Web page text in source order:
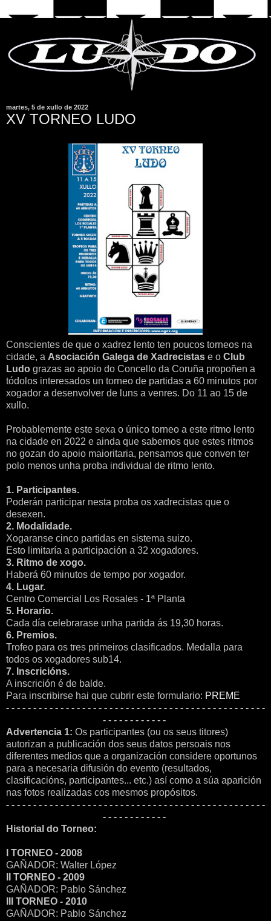
martes, 5 de xullo de 2022
XV TORNEO LUDO
Conscientes de que o xadrez lento ten poucos torneos na
cidade, a Asociación Galega de Xadrecistas e o Club
Ludo grazas ao apoio do Concello da Coruña propoñen a
tódolos interesados un torneo de partidas a 60 minutos por
xogador a desenvolver de luns a venres. Do 11 ao 15 de
xullo.
Probablemente este sexa o único torneo a este ritmo lento
na cidade en 2022 e ainda que sabemos que estes ritmos
no gozan do apoio maioritaria, pensamos que conven ter
polo menos unha proba individual de ritmo lento.
1. Participantes.
Poderán participar nesta proba os xadrecistas que o
desexen.
2. Modalidade.
Xogaranse cinco partidas en sistema suizo.
Esto limitaría a participación a 32 xogadores.
3. Ritmo de xogo.
Haberá 60 minutos de tempo por xogador.
4. Lugar.
Centro Comercial Los Rosales - 1ª Planta
5. Horario.
Cada día celebrarase unha partida ás 19,30 horas.
6. Premios.
Trofeo para os tres primeiros clasificados. Medalla para
todos os xogadores sub14.
7. Inscricións.
A inscrición é de balde.
Para inscribirse hai que cubrir este formulario: PREME
- - - - - - - - - - - - - - - - - - - - - - - - - - - - - - - - - - - - - - - - - - - - - - - -
- - - - - - - - - - - -
Advertencia 1: Os participantes (ou os seus titores)
autorizan a publicación dos seus datos persoais nos
diferentes medios que a organización considere oportunos
para a necesaria difusión do evento (resultados,
clasificacións, participantes... etc.) así como a súa aparición
nas fotos realizadas cos mesmos propósitos.
- - - - - - - - - - - - - - - - - - - - - - - - - - - - - - - - - - - - - - - - - - - - - - - -
- - - - - - - - - - - -
Historial do Torneo:
I TORNEO - 2008
GAÑADOR: Walter López
II TORNEO - 2009
GAÑADOR: Pablo Sánchez
III TORNEO - 2010
GAÑADOR: Pablo Sánchez